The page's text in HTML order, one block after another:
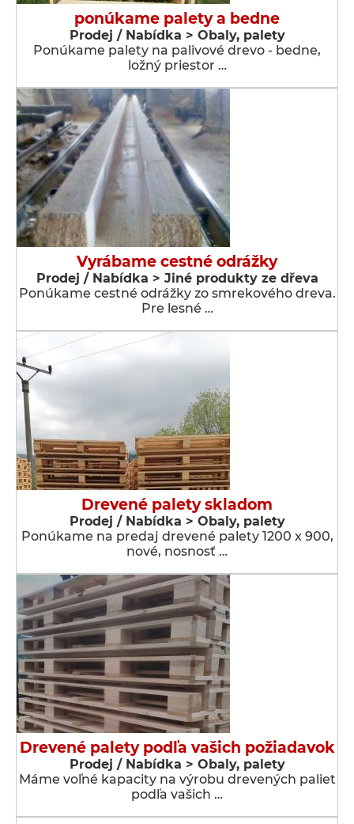
ponúkame palety a bedne
Prodej / Nabídka > Obaly, palety
Ponúkame palety na palivové drevo - bedne,
ložný priestor …
Vyrábame cestné odrážky
Prodej / Nabídka > Jiné produkty ze dřeva
Ponúkame cestné odrážky zo smrekového dreva.
Pre lesné …
Drevené palety skladom
Prodej / Nabídka > Obaly, palety
Ponúkame na predaj drevené palety 1200 x 900,
nové, nosnosť …
Drevené palety podľa vašich požiadavok
Prodej / Nabídka > Obaly, palety
Máme voľné kapacity na výrobu drevených paliet
podľa vašich …